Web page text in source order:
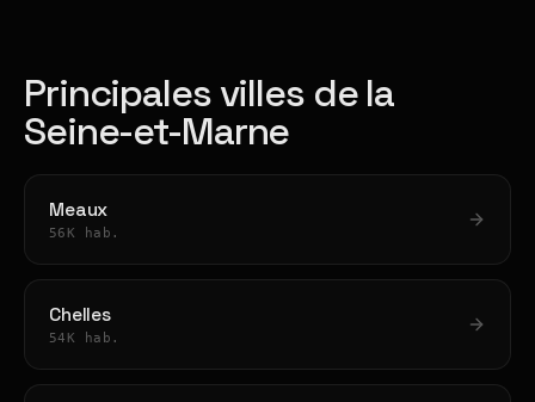
Principales villes de la
Seine-et-Marne
Meaux
56K hab.
Chelles
54K hab.